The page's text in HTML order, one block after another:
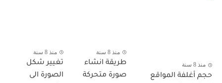
منذ 8 سنة
حجم أغلفة المواقع
منذ 8 سنة
طريقة انشاء
صورة متحركة
منذ 8 سنة
تغيير شكل
الصورة الى